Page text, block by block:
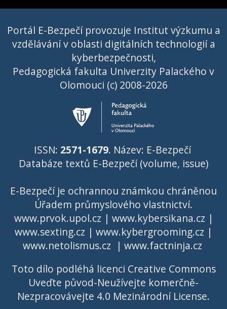
Portál E-Bezpečí provozuje Institut výzkumu a
vzdělávání v oblasti digitálních technologií a
kyberbezpečnosti,
Pedagogická fakulta Univerzity Palackého v
Olomouci (c) 2008-2026
ISSN: 2571-1679. Název: E-Bezpečí
Databáze textů E-Bezpečí (volume, issue)
E-Bezpečí je ochrannou známkou chráněnou
Úřadem průmyslového vlastnictví.
www.prvok.upol.cz | www.kybersikana.cz |
www.sexting.cz | www.kybergrooming.cz |
www.netolismus.cz | www.factninja.cz
Toto dílo podléhá licenci Creative Commons
Uveďte původ-Neužívejte komerčně-
Nezpracovávejte 4.0 Mezinárodní License.